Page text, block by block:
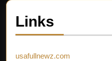
Links
usafullnewz.com